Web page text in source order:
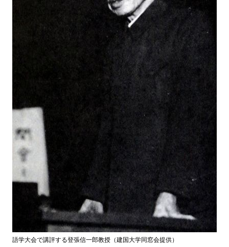
語学大会で講評する登張信一郎教授（建国大学同窓会提供）